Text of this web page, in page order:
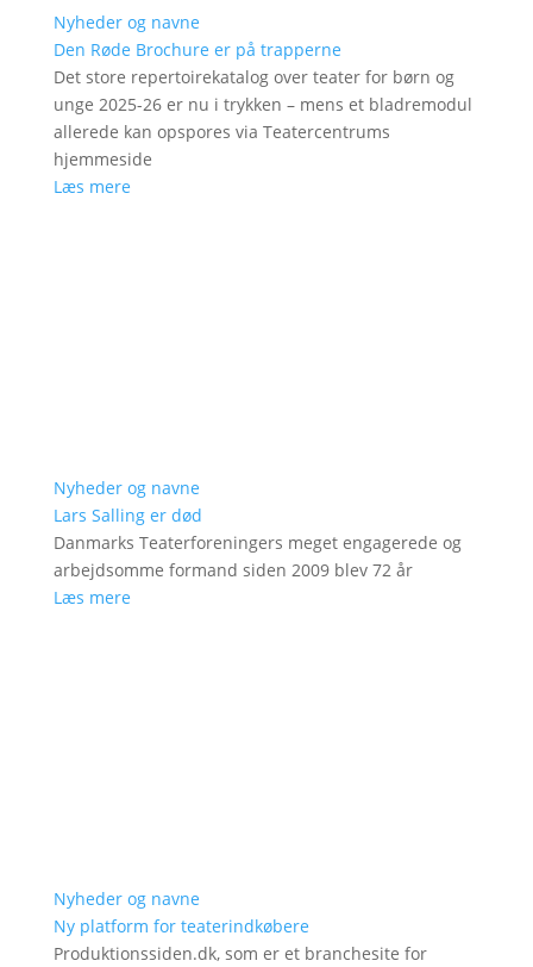
Nyheder og navne
Den Røde Brochure er på trapperne
Det store repertoirekatalog over teater for børn og
unge 2025-26 er nu i trykken – mens et bladremodul
allerede kan opspores via Teatercentrums
hjemmeside
Læs mere
Nyheder og navne
Lars Salling er død
Danmarks Teaterforeningers meget engagerede og
arbejdsomme formand siden 2009 blev 72 år
Læs mere
Nyheder og navne
Ny platform for teaterindkøbere
Produktionssiden.dk, som er et branchesite for